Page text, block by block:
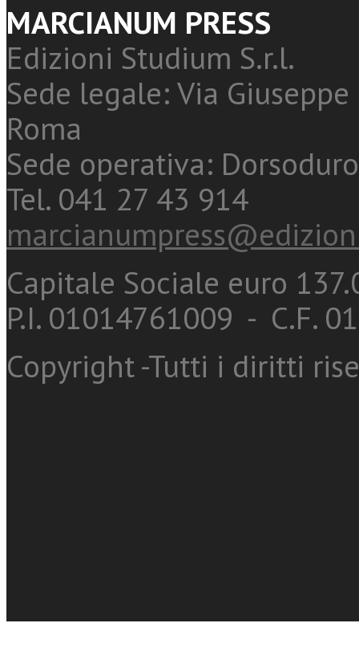
MARCIANUM PRESS
Edizioni Studium S.r.l.
Sede legale: Via
Roma
Sede operativa:
Tel. 041 27 43 914
Capitale Sociale euro
P.I. 01014761009 - C.F.
Copyright -Tutti i diritti